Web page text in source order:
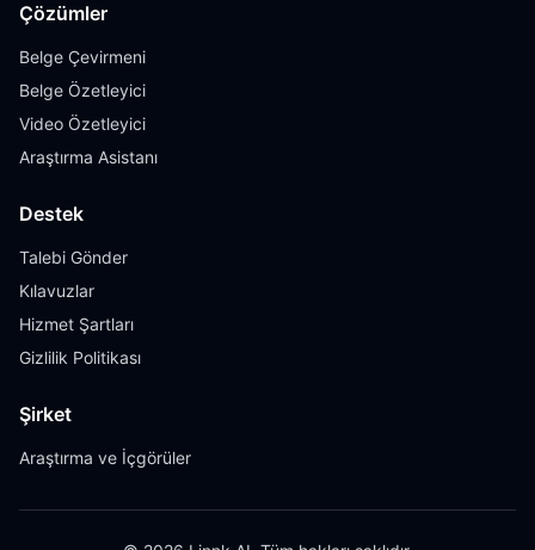
Çözümler
Belge Çevirmeni
Belge Özetleyici
Video Özetleyici
Araştırma Asistanı
Destek
Talebi Gönder
Kılavuzlar
Hizmet Şartları
Gizlilik Politikası
Şirket
Araştırma ve İçgörüler